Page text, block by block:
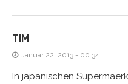
TIM
Januar 22, 2013 - 00:34
In japanischen